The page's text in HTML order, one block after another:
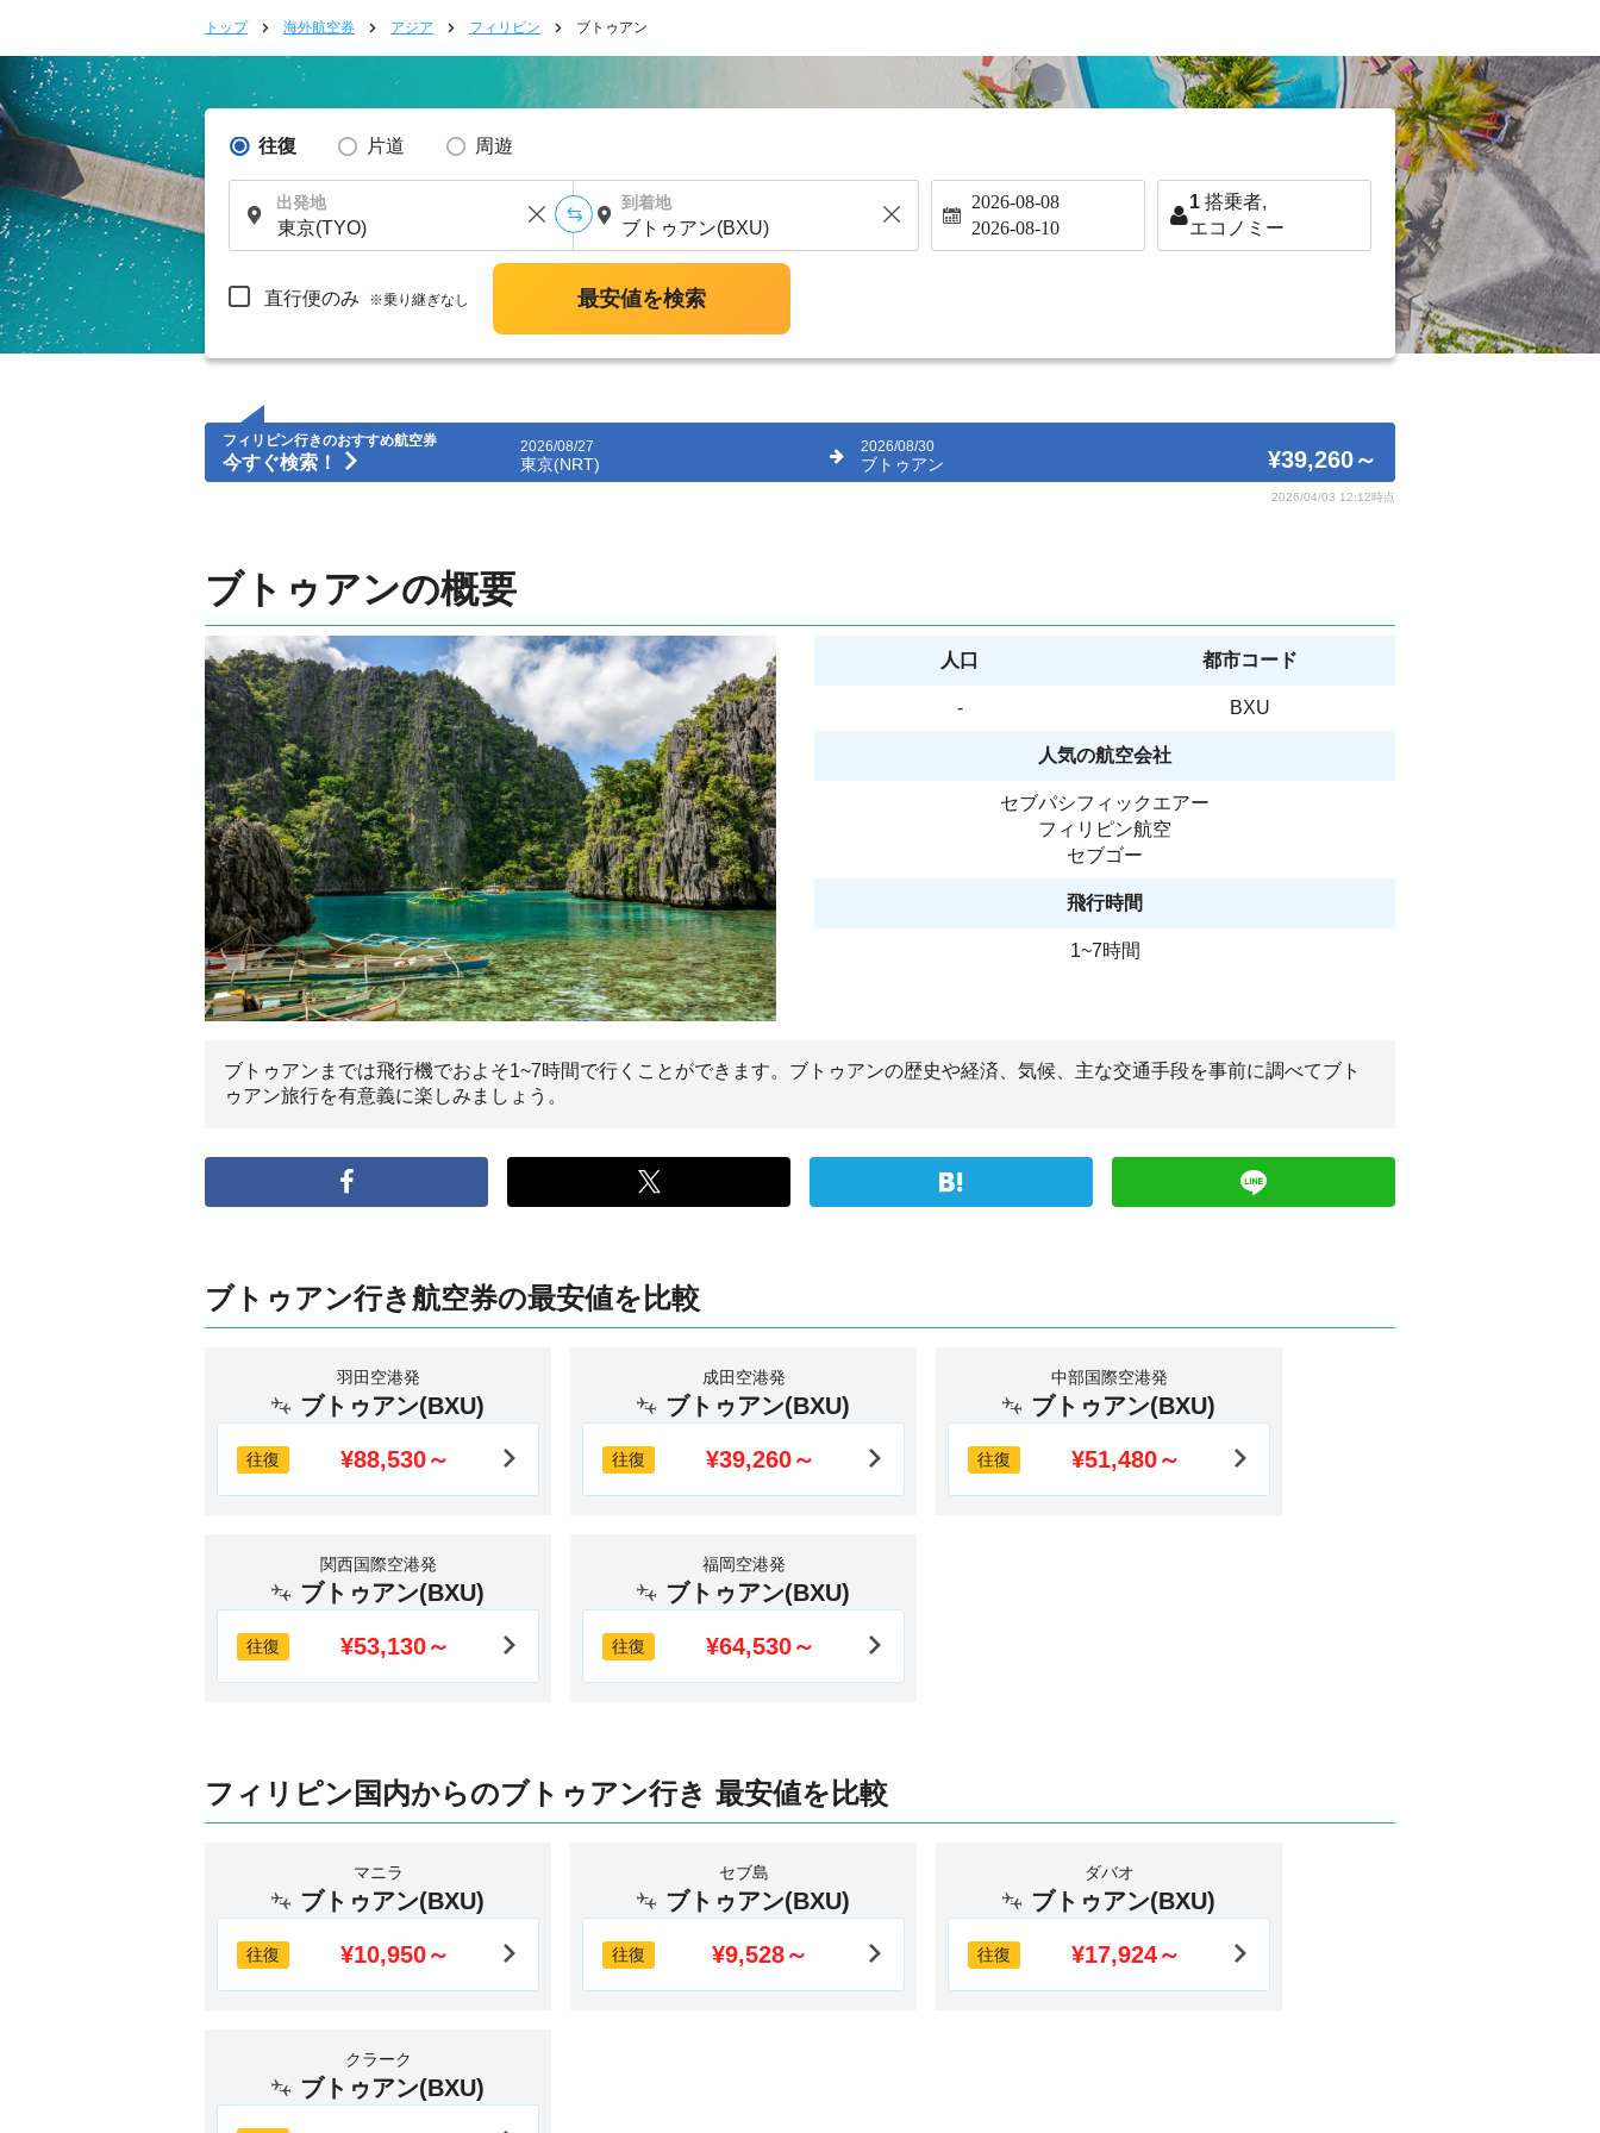
トップ 海外航空券 アジア フィリピン ブトゥアン
往復 片道 周遊
出発地 到着地 2026-08-08
2026-08-10
1 搭乗者,
エコノミー
直行便のみ ※乗り継ぎなし 最安値を検索
フィリピン行きのおすすめ航空券
今すぐ検索！
2026/08/27
東京(NRT)
2026/08/30
ブトゥアン ¥39,260～
2026/04/03 12:12時点
ブトゥアンの概要
人口 都市コード
- BXU
人気の航空会社
セブパシフィックエアー
フィリピン航空
セブゴー
飛行時間
1~7時間
ブトゥアンまでは飛行機でおよそ1~7時間で行くことができます。ブトゥアンの歴史や経済、気候、主な交通手段を事前に調べてブト
ゥアン旅行を有意義に楽しみましょう。
ブトゥアン行き航空券の最安値を比較
羽田空港発
ブトゥアン(BXU)
往復 ¥88,530～
成田空港発
ブトゥアン(BXU)
往復 ¥39,260～
中部国際空港発
ブトゥアン(BXU)
往復 ¥51,480～
関西国際空港発
ブトゥアン(BXU)
往復 ¥53,130～
福岡空港発
ブトゥアン(BXU)
往復 ¥64,530～
フィリピン国内からのブトゥアン行き 最安値を比較
マニラ
ブトゥアン(BXU)
往復 ¥10,950～
セブ島
ブトゥアン(BXU)
往復 ¥9,528～
ダバオ
ブトゥアン(BXU)
往復 ¥17,924～
クラーク
ブトゥアン(BXU)